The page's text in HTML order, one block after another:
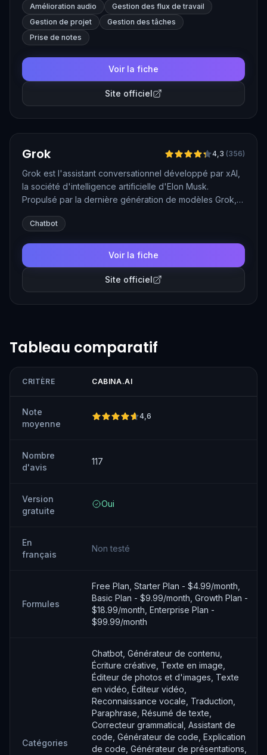
Amélioration audio
Gestion des flux de travail
Gestion de projet
Gestion des tâches
Prise de notes
Voir la fiche
Site officiel
Grok 4,3 (356)
Grok est l'assistant conversationnel développé par xAI,
la société d'intelligence artificielle d'Elon Musk.
Propulsé par la dernière génération de modèles Grok, il
images, avec un mode DeepSearch pour les
(ex-Twitter) lui donne un accès en temps réel à
l'actualité et aux conversations du réseau, ce qui le
distingue nettement des chatbots concurrents.
Chatbot
Voir la fiche
Site officiel
Tableau comparatif
CRITÈRE CABINA.AI
Note
moyenne
4,6
Nombre
d'avis
117
Version
gratuite
Oui
En
français
Non testé
Formules
Free Plan, Starter Plan - $4.99/month,
Basic Plan - $9.99/month, Growth Plan -
$18.99/month, Enterprise Plan -
$99.99/month
Catégories
Chatbot, Générateur de contenu,
Écriture créative, Texte en image,
Éditeur de photos et d'images, Texte
en vidéo, Éditeur vidéo,
Reconnaissance vocale, Traduction,
Paraphrase, Résumé de texte,
Correcteur grammatical, Assistant de
code, Générateur de code, Explication
de code, Générateur de présentations,